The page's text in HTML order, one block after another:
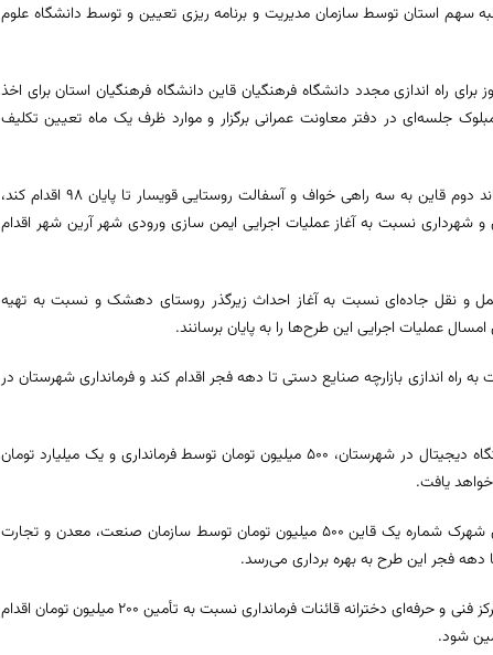
سهم استان توسط سازمان مدیریت و برنامه ریزی تعیین و توسط دانشگاه علوم
راه اندازی مجدد دانشگاه فرهنگیان قاین دانشگاه فرهنگیان استان برای اخذ
جلسه‌ای در دفتر معاونت عمرانی برگزار و موارد ظرف یک ماه تعیین تکلیف
وی با بیان اینکه اداره کل راه و شهرسازی نسبت به باند دوم قاین به سه راهی خواف و آسفالت روستایی قویسار تا پایان ۹۸ اقدام کند،
و شهرداری نسبت به آغاز عملیات اجرایی ایمن سازی ورودی شهر آرین شهر اقدام
و نقل جاده‌ای نسبت به آغاز احداث زیرگذر روستای دهشک و نسبت به تهیه
اندازی بازارچه صنایع دستی تا دهه فجر اقدام کند و فرمانداری شهرستان در
وی اظهار داشت: به منظور ایجاد و راه اندازی ۱۵ دستگاه دیجیتال در شهرستان، ۵۰۰ میلیون تومان توسط فرمانداری و یک میلیارد تومان
یافت.
معتمدیان عنوان کرد: در راستای تأمین زیرساخت‌های شهرک شماره یک قاین ۵۰۰ میلیون تومان توسط سازمان صنعت، معدن و تجارت
وی ادامه داد: در خصوص تکمیل و تجهیز ساختمان مرکز فنی و حرفه‌ای دخترانه قائنات فرمانداری نسبت به تأمین ۲۰۰ میلیون تومان اقدام
شود.